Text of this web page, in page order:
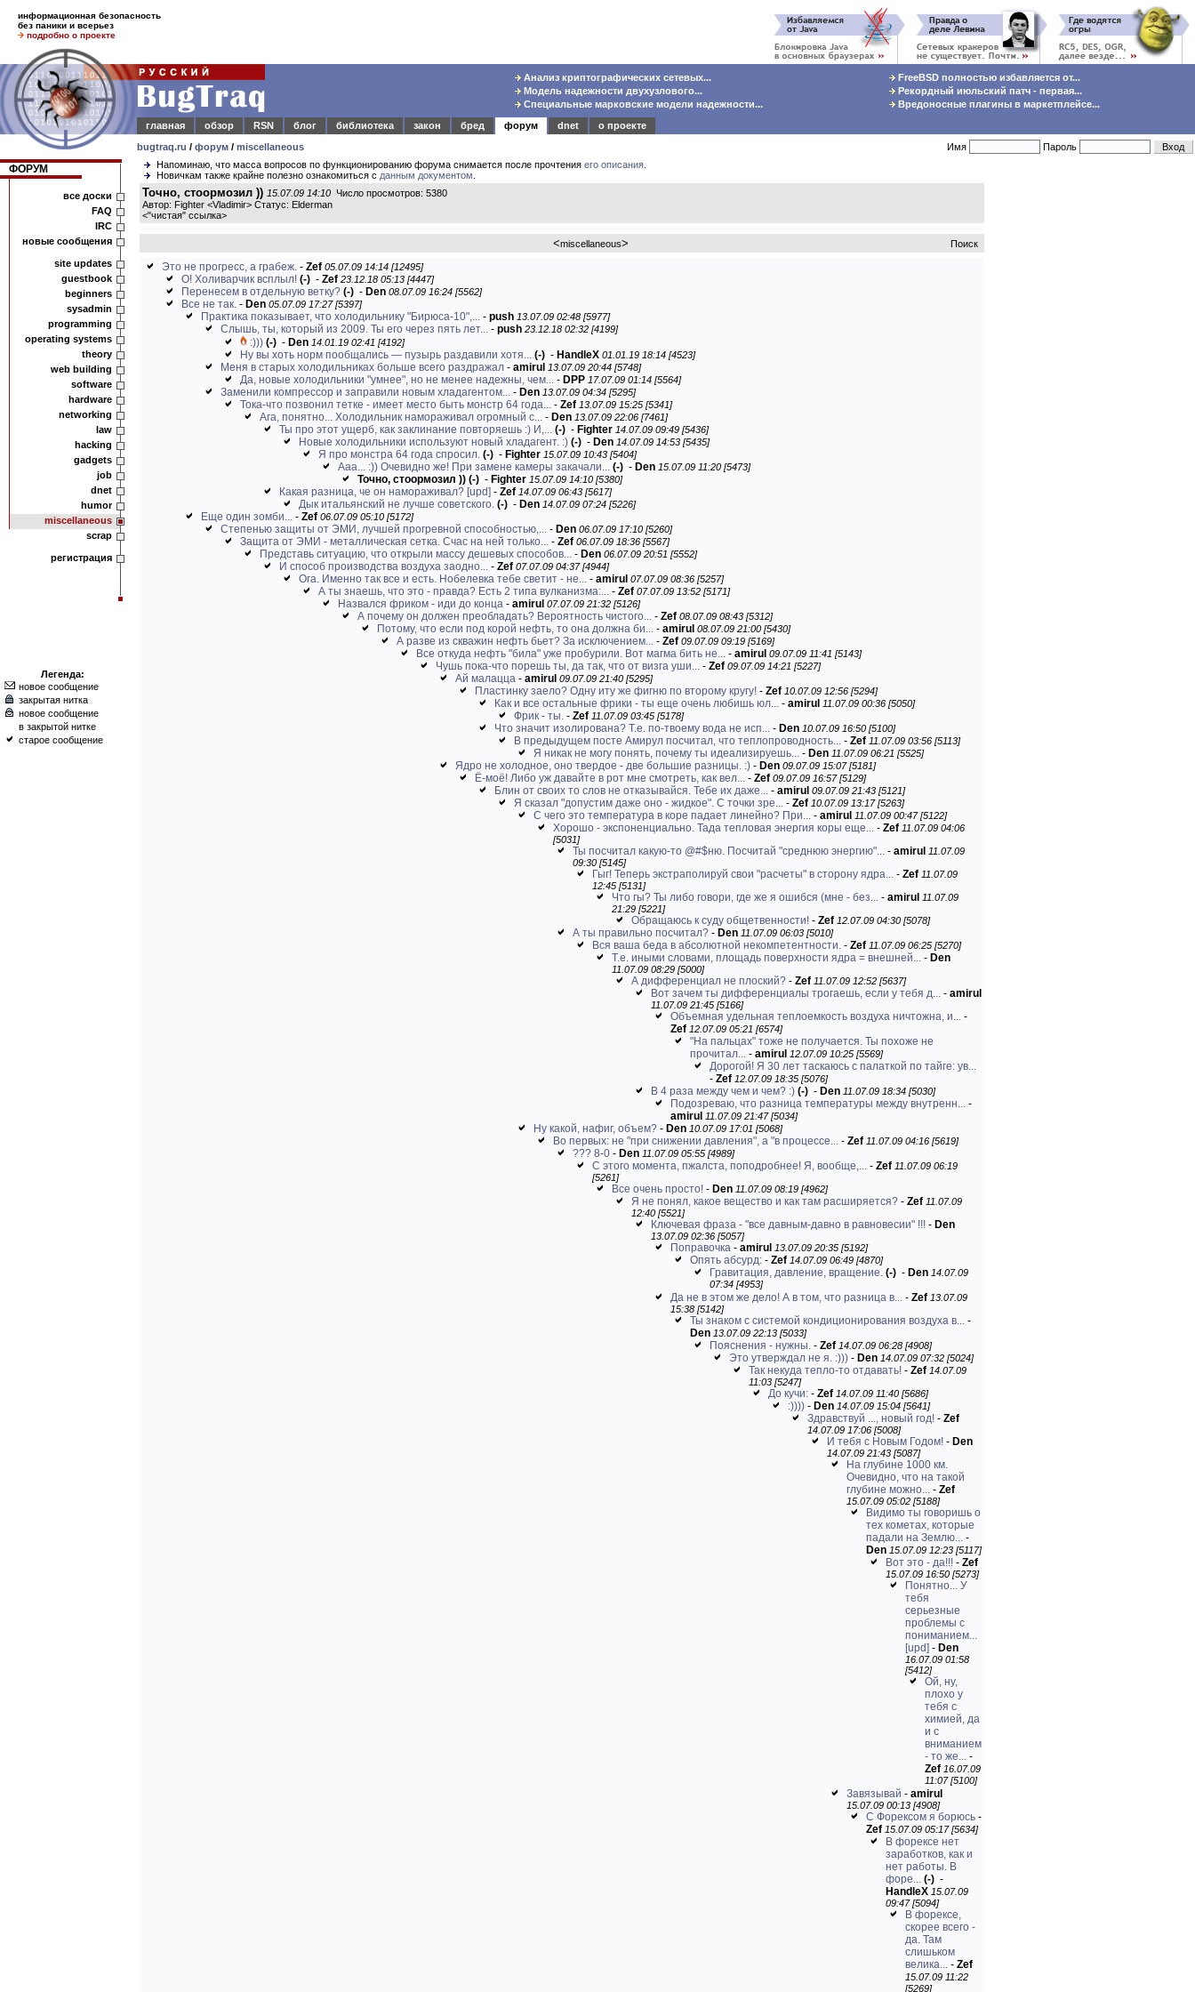
информационная безопасность
без паники и всерьез
подробно о проекте
Анализ криптографических сетевых...
Модель надежности двухузлового...
Специальные марковские модели надежности...
FreeBSD полностью избавляется от...
Рекордный июльский патч - первая...
Вредоносные плагины в маркетплейсе...
главная
обзор RSN блог библиотека закон бред форум dnet
о проекте
bugtraq.ru / форум / miscellaneous Имя Пароль
ФОРУМ
все доски
FAQ
IRC
новые сообщения
site updates
guestbook
beginners
sysadmin
programming
operating systems
theory
web building
software
hardware
networking
law
hacking
gadgets
job
dnet
humor
miscellaneous
scrap
регистрация
Легенда:
новое сообщение
закрытая нитка
новое сообщение
в закрытой нитке
старое сообщение
Напоминаю, что масса вопросов по функционированию форума снимается после прочтения его описания
Новичкам также крайне полезно ознакомиться с данным документом
Точно, стоормозил )) 15.07.09 14:10 Число просмотров: 5380
Автор: Fighter <Vladimir> Статус: Elderman
<"чистая" ссылка>
<miscellaneous> Поиск
Это не прогресс, а грабеж. - Zef 05.07.09 14:14 [12495]
О! Холиварчик всплыл! (-) - Zef 23.12.18 05:13 [4447]
Перенесем в отдельную ветку? (-) - Den 08.07.09 16:24 [5562]
Все не так. - Den 05.07.09 17:27 [5397]
Практика показывает, что холодильнику "Бирюса-10",... - push 13.07.09 02:48 [5977]
Слышь, ты, который из 2009. Ты его через пять лет... - push 23.12.18 02:32 [4199]
:))) (-) - Den 14.01.19 02:41 [4192]
Ну вы хоть норм пообщались — пузырь раздавили хотя... (-) - HandleX 01.01.19 18:14 [4523]
Меня в старых холодильниках больше всего раздражал - amirul 13.07.09 20:44 [5748]
Да, новые холодильники "умнее", но не менее надежны, чем... - DPP 17.07.09 01:14 [5564]
Заменили компрессор и заправили новым хладагентом... - Den 13.07.09 04:34 [5295]
Тока-что позвонил тетке - имеет место быть монстр 64 года... - Zef 13.07.09 15:25 [5341]
Ага, понятно... Холодильник намораживал огромный с... - Den 13.07.09 22:06 [7461]
Ты про этот ущерб, как заклинание повторяешь :) И,... (-) - Fighter 14.07.09 09:49 [5436]
Новые холодильники используют новый хладагент. :) (-) - Den 14.07.09 14:53 [5435]
Я про монстра 64 года спросил. (-) - Fighter 15.07.09 10:43 [5404]
Ааа... :)) Очевидно же! При замене камеры закачали... (-) - Den 15.07.09 11:20 [5473]
Точно, стоормозил )) (-) - Fighter 15.07.09 14:10 [5380]
Какая разница, че он намораживал? [upd] - Zef 14.07.09 06:43 [5617]
Дык итальянский не лучше советского. (-) - Den 14.07.09 07:24 [5226]
Еще один зомби... - Zef 06.07.09 05:10 [5172]
Степенью защиты от ЭМИ, лучшей прогревной способностью,... - Den 06.07.09 17:10 [5260]
Защита от ЭМИ - металлическая сетка. Счас на ней только... - Zef 06.07.09 18:36 [5567]
Представь ситуацию, что открыли массу дешевых способов... - Den 06.07.09 20:51 [5552]
И способ производства воздуха заодно... - Zef 07.07.09 04:37 [4944]
Ога. Именно так все и есть. Нобелевка тебе светит - не... - amirul 07.07.09 08:36 [5257]
А ты знаешь, что это - правда? Есть 2 типа вулканизма:... - Zef 07.07.09 13:52 [5171]
Назвался фриком - иди до конца - amirul 07.07.09 21:32 [5126]
А почему он должен преобладать? Вероятность чистого... - Zef 08.07.09 08:43 [5312]
Потому, что если под корой нефть, то она должна би... - amirul 08.07.09 21:00 [5430]
А разве из скважин нефть бьет? За исключением... - Zef 09.07.09 09:19 [5169]
Все откуда нефть "била" уже пробурили. Вот магма бить не... - amirul 09.07.09 11:41 [5143]
Чушь пока-что порешь ты, да так, что от визга уши... - Zef 09.07.09 14:21 [5227]
Ай малацца - amirul 09.07.09 21:40 [5295]
Пластинку заело? Одну иту же фигню по второму кругу! - Zef 10.07.09 12:56 [5294]
Как и все остальные фрики - ты еще очень любишь юл... - amirul 11.07.09 00:36 [5050]
Фрик - ты. - Zef 11.07.09 03:45 [5178]
Что значит изолирована? Т.е. по-твоему вода не исп... - Den 10.07.09 16:50 [5100]
В предыдущем посте Амирул посчитал, что теплопроводность... - Zef 11.07.09 03:56 [5113]
Я никак не могу понять, почему ты идеализируешь... - Den 11.07.09 06:21 [5525]
Ядро не холодное, оно твердое - две большие разницы. :) - Den 09.07.09 15:07 [5181]
Ё-моё! Либо уж давайте в рот мне смотреть, как вел... - Zef 09.07.09 16:57 [5129]
Блин от своих то слов не отказывайся. Тебе их даже... - amirul 09.07.09 21:43 [5121]
Я сказал "допустим даже оно - жидкое". С точки зре... - Zef 10.07.09 13:17 [5263]
С чего это температура в коре падает линейно? При... - amirul 11.07.09 00:47 [5122]
Хорошо - экспоненциально. Тада тепловая энергия коры еще... - Zef 11.07.09 04:06
[5031]
Ты посчитал какую-то @#$ню. Посчитай "среднюю энергию"... - amirul 11.07.09
09:30 [5145]
Гыг! Теперь экстраполируй свои "расчеты" в сторону ядра... - Zef 11.07.09
12:45 [5131]
Что гы? Ты либо говори, где же я ошибся (мне - без... - amirul 11.07.09
21:29 [5221]
Обращаюсь к суду общетвенности! - Zef 12.07.09 04:30 [5078]
А ты правильно посчитал? - Den 11.07.09 06:03 [5010]
Вся ваша беда в абсолютной некомпетентности. - Zef 11.07.09 06:25 [5270]
Т.е. иными словами, площадь поверхности ядра = внешней... - Den
11.07.09 08:29 [5000]
А дифференциал не плоский? - Zef 11.07.09 12:52 [5637]
Вот зачем ты дифференциалы трогаешь, если у тебя д... - amirul
11.07.09 21:45 [5166]
Объемная удельная теплоемкость воздуха ничтожна, и... -
Zef 12.07.09 05:21 [6574]
"На пальцах" тоже не получается. Ты похоже не
прочитал... - amirul 12.07.09 10:25 [5569]
Дорогой! Я 30 лет таскаюсь с палаткой по тайге: ув...
- Zef 12.07.09 18:35 [5076]
В 4 раза между чем и чем? :) (-) - Den 11.07.09 18:34 [5030]
Подозреваю, что разница температуры между внутренн... -
amirul 11.07.09 21:47 [5034]
Ну какой, нафиг, объем? - Den 10.07.09 17:01 [5068]
Во первых: не "при снижении давления", а "в процессе... - Zef 11.07.09 04:16 [5619]
??? 8-0 - Den 11.07.09 05:55 [4989]
С этого момента, пжалста, поподробнее! Я, вообще,... - Zef 11.07.09 06:19
[5261]
Все очень просто! - Den 11.07.09 08:19 [4962]
Я не понял, какое вещество и как там расширяется? - Zef 11.07.09
12:40 [5521]
Ключевая фраза - "все давным-давно в равновесии" !!! - Den
13.07.09 02:36 [5057]
Поправочка - amirul 13.07.09 20:35 [5192]
Опять абсурд: - Zef 14.07.09 06:49 [4870]
Гравитация, давление, вращение. (-) - Den 14.07.09
07:34 [4953]
Да не в этом же дело! А в том, что разница в... - Zef 13.07.09
15:38 [5142]
Ты знаком с системой кондиционирования воздуха в... -
Den 13.07.09 22:13 [5033]
Пояснения - нужны. - Zef 14.07.09 06:28 [4908]
Это утверждал не я. :))) - Den 14.07.09 07:32 [5024]
Так некуда тепло-то отдавать! - Zef 14.07.09
11:03 [5247]
До кучи: - Zef 14.07.09 11:40 [5686]
:)))) - Den 14.07.09 15:04 [5641]
Здравствуй ..., новый год! - Zef
14.07.09 17:06 [5008]
И тебя с Новым Годом! - Den
14.07.09 21:43 [5087]
На глубине 1000 км.
Очевидно, что на такой
глубине можно... - Zef
15.07.09 05:02 [5188]
Видимо ты говоришь о
тех кометах, которые
падали на Землю... -
Den 15.07.09 12:23 [5117]
Вот это - да!!! - Zef
15.07.09 16:50 [5273]
Понятно... У
тебя
серьезные
проблемы с
пониманием...
[upd] - Den
16.07.09 01:58
[5412]
Ой, ну,
плохо у
тебя с
химией, да
и с
вниманием
- то же... -
Zef 16.07.09
11:07 [5100]
Завязывай - amirul
15.07.09 00:13 [4908]
С Форексом я борюсь -
Zef 15.07.09 05:17 [5634]
В форексе нет
заработков, как и
нет работы. В
форе... (-) -
HandleX 15.07.09
09:47 [5094]
В форексе,
скорее всего -
да. Там
слишьком
велика... - Zef
15.07.09 11:22
[5269]